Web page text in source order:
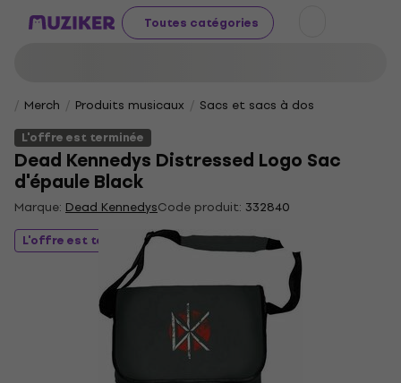
Toutes catégories
Merch Produits musicaux
Sacs et sacs à dos
L'offre est terminée
Dead Kennedys Distressed Logo Sac
d'épaule Black
Marque: Dead KennedysCode produit: 332840
L'offre est terminée